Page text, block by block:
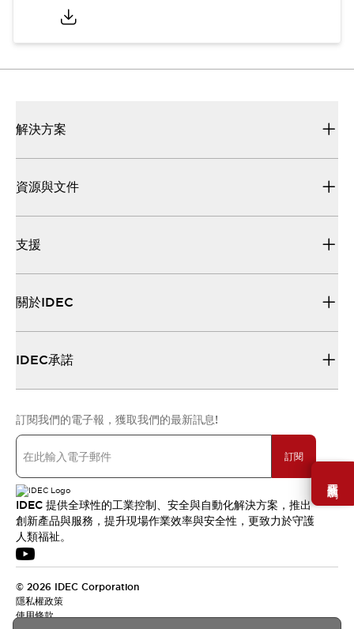
需要幫助嗎？
解決方案
資源與文件
支援
關於IDEC
IDEC承諾
訂閱我們的電子報，獲取我們的最新訊息!
訂閱
IDEC 提供全球性的工業控制、安全與自動化解決方案，推出
創新產品與服務，提升現場作業效率與安全性，更致力於守護
人類福祉。
© 2026 IDEC Corporation
隱私權政策
使用條款